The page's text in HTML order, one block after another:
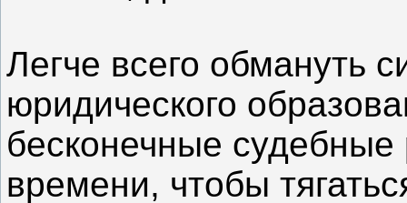
Легче всего обмануть
юридического
бесконечные судебные
времени, чтобы